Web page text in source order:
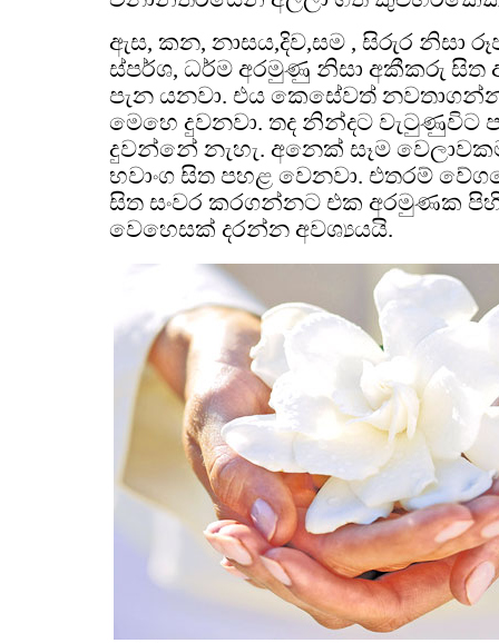
ඇස, කන, නාසය,දිව,සම , සිරුර නිසා
ස්පර්ශ, ධර්ම අරමුණු නිසා අකීකරු සිත
පැන යනවා. එය කෙසේවත්
මෙහෙ දුවනවා. තද නින්දට වැටුණුවිට
දුවන්නේ නැහැ. අනෙක් සෑම
භවාංග සිත පහළ වෙනවා. එතරම්
සිත සංවර කරගන්නට එක අරමුණක
වෙහෙසක් දරන්න අවශ්‍යයයි.